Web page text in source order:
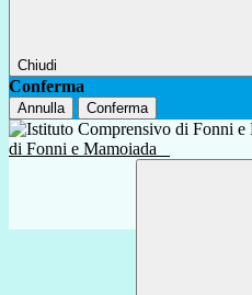
Chiudi
Conferma
Annulla Conferma
di Fonni e Mamoiada